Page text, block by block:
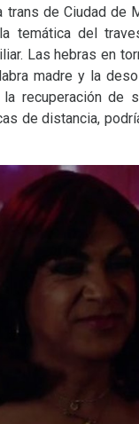
trans de Ciudad de
temática del
Las hebras en
madre y la
recuperación de
de distancia,